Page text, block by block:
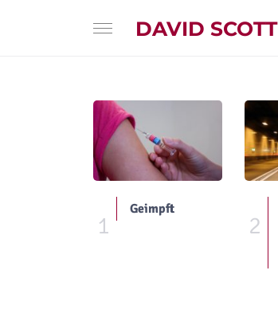
DAVID SCOTT
1
Geimpft
2